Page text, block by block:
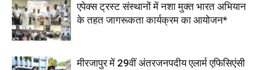
एपेक्स ट्रस्ट संस्थानों में नशा मुक्त भारत अभियान
के तहत जागरूकता कार्यक्रम का आयोजन*
मीरजापुर में 29वीं अंतरजनपदीय एलार्म एफिसिएंसी